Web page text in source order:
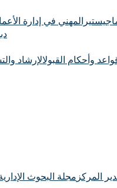
وأحكام القبولالإرشاد
المركز مجلة البحوث